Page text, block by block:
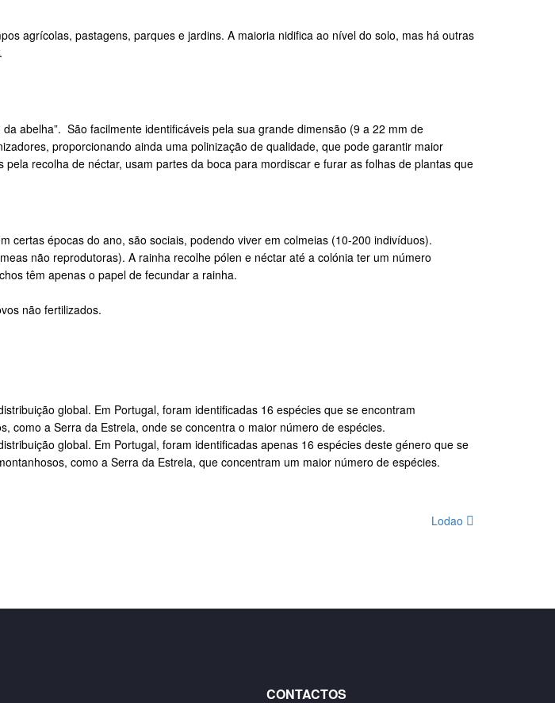
agrícolas, pastagens, parques e jardins. A maioria nidifica ao nível do solo, mas há outras
abelha”. São facilmente identificáveis pela sua grande dimensão (9 a 22 mm de
proporcionando ainda uma polinização de qualidade, que pode garantir maior
recolha de néctar, usam partes da boca para mordiscar e furar as folhas de plantas que
épocas do ano, são sociais, podendo viver em colmeias (10-200 indivíduos).
não reprodutoras). A rainha recolhe pólen e néctar até a colónia ter um número
têm apenas o papel de fecundar a rainha.
não fertilizados.
global. Em Portugal, foram identificadas 16 espécies que se encontram
como a Serra da Estrela, onde se concentra o maior número de espécies.
global. Em Portugal, foram identificadas apenas 16 espécies deste género que se
como a Serra da Estrela, que concentram um maior número de espécies.
Lodao
CONTACTOS